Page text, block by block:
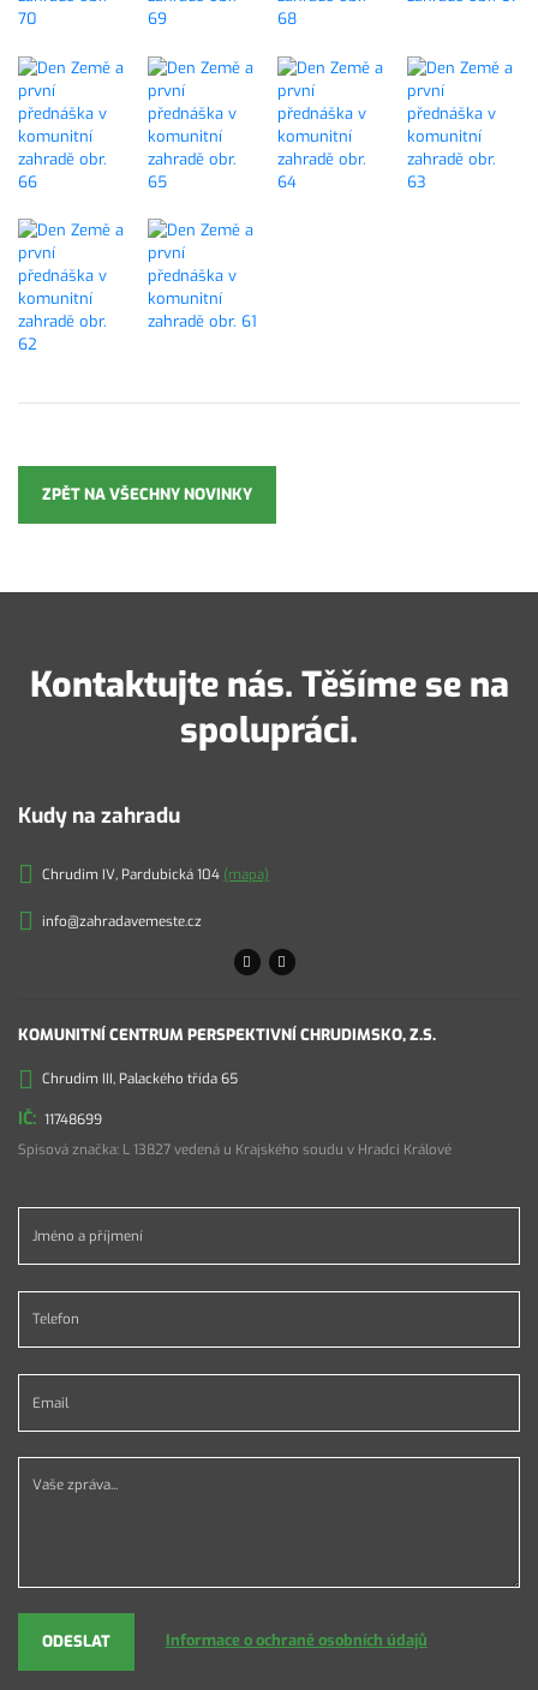
ZPĚT NA VŠECHNY NOVINKY
Kontaktujte nás. Těšíme se na
spolupráci.
Kudy na zahradu
Chrudim IV, Pardubická 104 (mapa)
info@zahradavemeste.cz
KOMUNITNÍ CENTRUM PERSPEKTIVNÍ CHRUDIMSKO, Z.S.
Chrudim III, Palackého třída 65
11748699
Spisová značka: L 13827 vedená u Krajského soudu v Hradci Králové
Jméno a příjmení *
Telefon *
Email *
Vaše zpráva...
ODESLAT Informace o ochraně osobních údajů